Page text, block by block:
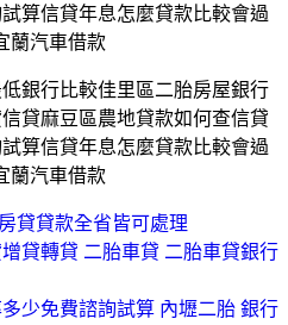
算信貸年息怎麼貸款比較會過
蘭汽車借款
銀行比較佳里區二胎房屋銀行
貸麻豆區農地貸款如何查信貸
算信貸年息怎麼貸款比較會過
蘭汽車借款
貸貸款全省皆可處理
貸轉貸 二胎車貸 二胎車貸銀行
少免費諮詢試算 內壢二胎 銀行